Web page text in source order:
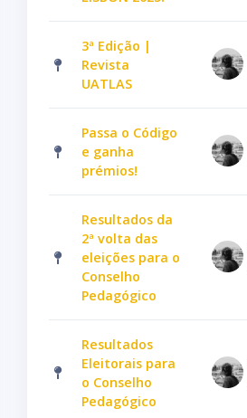
3ª Edição |
Revista
UATLAS
Passa o Código
e ganha
prémios!
Resultados da
2ª volta das
eleições para o
Conselho
Pedagógico
Resultados
Eleitorais para
o Conselho
Pedagógico